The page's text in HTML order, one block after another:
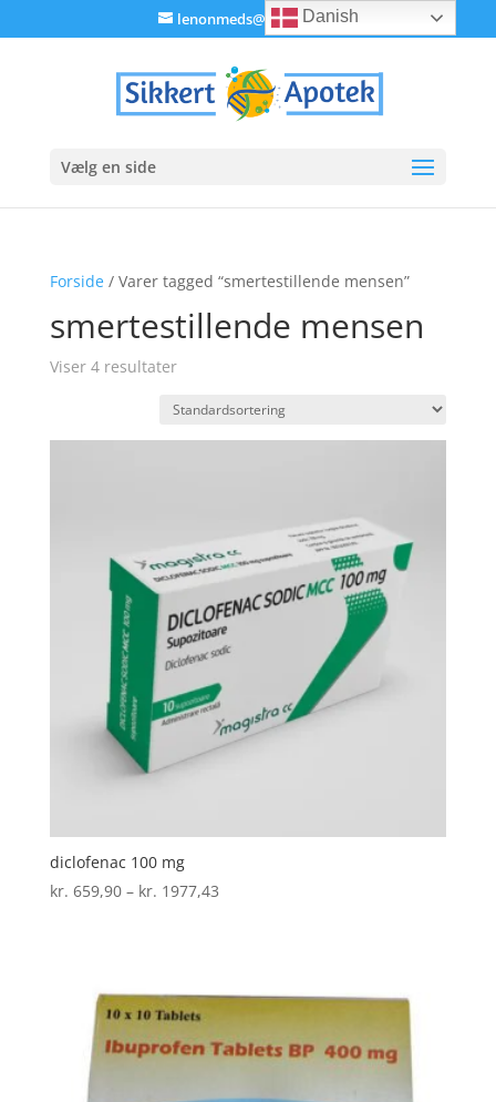
lenonmeds@gmail.com
Vælg en side
Forside/ Varer tagged “smertestillende mensen”
smertestillende mensen
Viser 4 resultater
diclofenac 100 mg
kr. 659,90 – kr. 1977,43Prisinterval:
Danish